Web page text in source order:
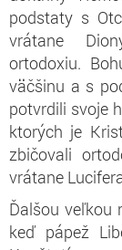
podstaty s
vrátane
ortodoxiu.
väčšinu a s
potvrdili svoje
ktorých je
zbičovali
vrátane
Ďalšou veľkou
keď pápež